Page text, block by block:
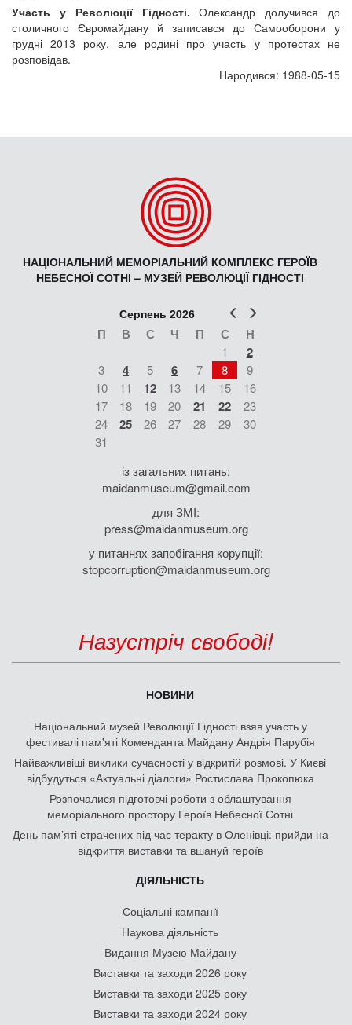
Участь у Революції Гідності.Олександр долучився до
столичного Євромайдану й записався до Самооборони у
грудні 2013 року, але родині про участь у протестах не
розповідав.
Народився: 1988-05-15
НАЦІОНАЛЬНИЙ МЕМОРІАЛЬНИЙ КОМПЛЕКС ГЕРОЇВ
НЕБЕСНОЇ СОТНІ – МУЗЕЙ РЕВОЛЮЦІЇ ГІДНОСТІ
Попер
Серпень 2026
П В С Ч П С Н
1 2
3 4 5 6 7 8
9
10
11 12 13 14 15
16
17
18 19 20 21 22
23
24
25 26 27 28 29
30
31
із загальних питань:
maidanmuseum@gmail.com
для ЗМІ:
press@maidanmuseum.org
у питаннях запобігання корупції:
stopcorruption@maidanmuseum.org
Назустріч свободі!
НОВИНИ
Національний музей Революції Гідності взяв участь у
фестивалі пам'яті Коменданта Майдану Андрія Парубія
Найважливіші виклики сучасності у відкритій розмові. У Києві
відбудуться «Актуальні діалоги» Ростислава Прокопюка
Розпочалися підготовчі роботи з облаштування
меморіального простору Героїв Небесної Сотні
День памʼяті страчених під час теракту в Оленівці: прийди на
відкриття виставки та вшануй героїв
ДІЯЛЬНІСТЬ
Соціальні кампанії
Наукова діяльність
Видання Музею Майдану
Виставки та заходи 2026 року
Виставки та заходи 2025 року
Виставки та заходи 2024 року